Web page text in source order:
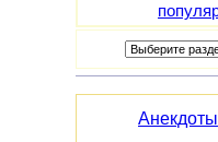
Анекдоты